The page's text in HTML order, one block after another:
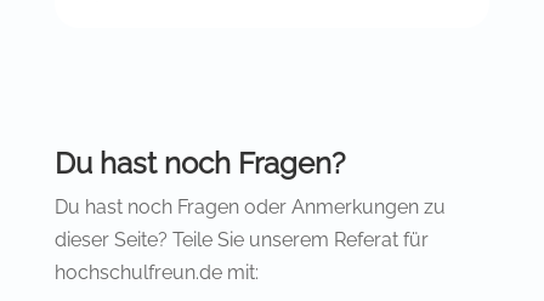
Du hast noch Fragen?
Du hast noch Fragen oder Anmerkungen zu
dieser Seite? Teile Sie unserem Referat für
hochschulfreun.de mit: